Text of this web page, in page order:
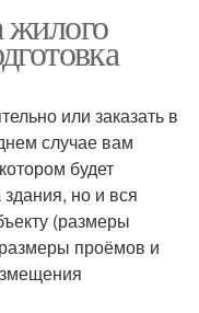
жилого
или заказать в
случае вам
будет
но и вся
(размеры
проёмов и